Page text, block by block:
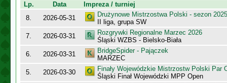
Lp.
Data
Impreza / turniej
8.
2026-05-31
Drużynowe Mistrzostwa Polski - sezon
II liga, grupa SW
7.
2026-03-31
Rozgrywki Regionalne Marzec 2026
Śląski WZBS - Bielsko-Biała
6.
2026-03-31
BridgeSpider - Pajączek
MARZEC
5.
2026-03-30
Finały Wojewódzkie Mistrzostw Polski Par
Śląski Finał Wojewódzki MPP Open